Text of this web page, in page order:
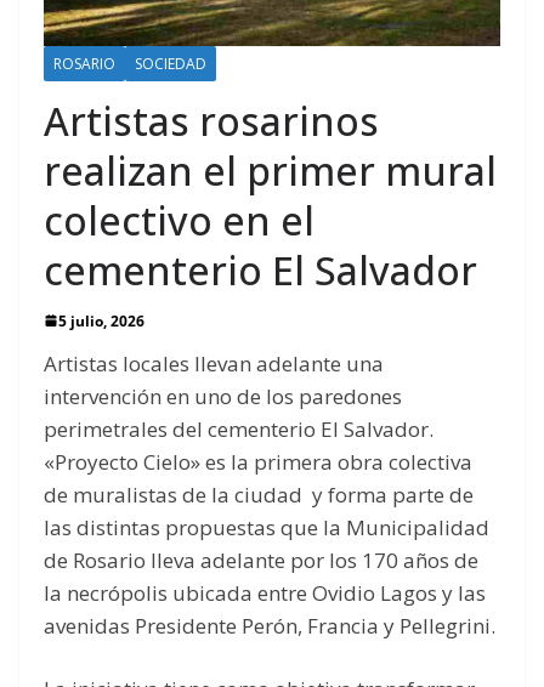
ROSARIO SOCIEDAD
Artistas rosarinos
realizan el primer mural
colectivo en el
cementerio El Salvador
5 julio, 2026
Artistas locales llevan adelante una
intervención en uno de los paredones
perimetrales del cementerio El Salvador.
«Proyecto Cielo» es la primera obra colectiva
de muralistas de la ciudad y forma parte de
las distintas propuestas que la Municipalidad
de Rosario lleva adelante por los 170 años de
la necrópolis ubicada entre Ovidio Lagos y las
avenidas Presidente Perón, Francia y Pellegrini.